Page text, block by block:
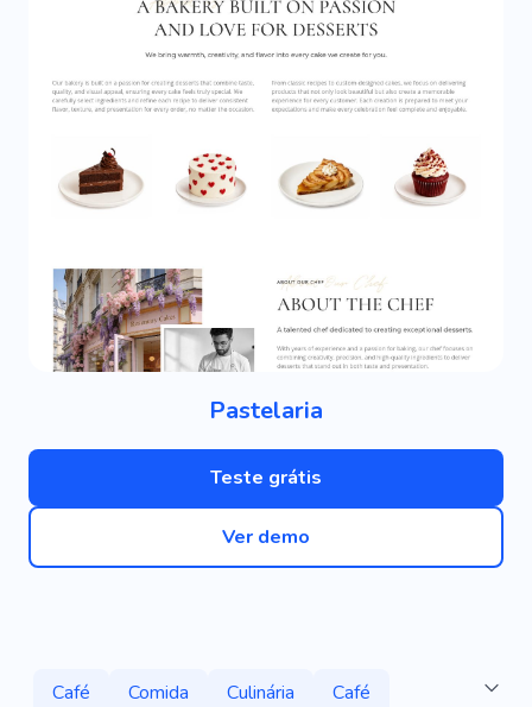
Pastelaria
Teste grátis
Ver demo
Café Comida Culinária
Café